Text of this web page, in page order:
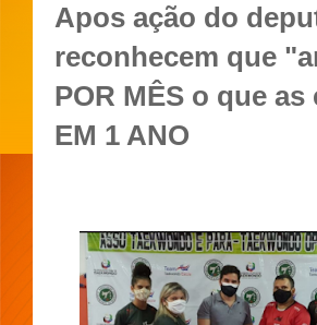
Apos ação do
reconhecem que
POR MÊS o que
EM 1 ANO